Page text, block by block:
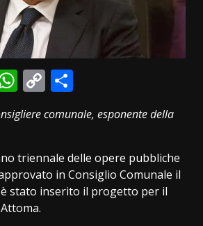
WhatsApp
Copy
Link
comunale, esponente della
triennale delle opere pubbliche
in Consiglio Comunale il
stato inserito il progetto per il